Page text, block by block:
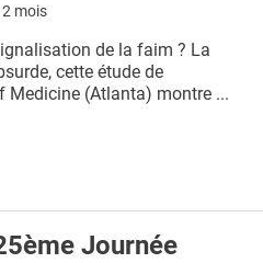
mois
de la faim ? La
cette étude de
Medicine (Atlanta) montre ...
Journée